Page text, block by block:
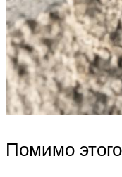
Помимо